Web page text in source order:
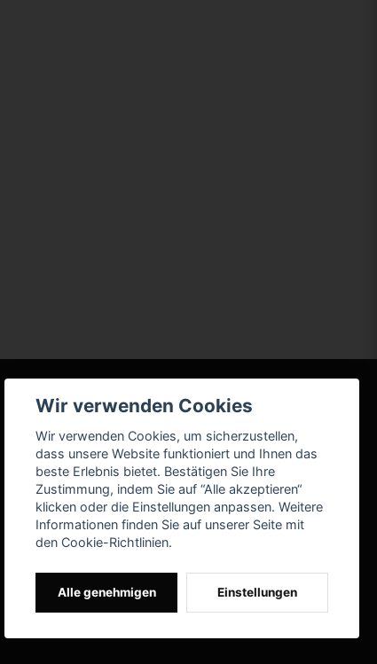
Wir verwenden Cookies
Wir verwenden Cookies, um sicherzustellen,
dass unsere Website funktioniert und Ihnen das
beste Erlebnis bietet. Bestätigen Sie Ihre
Zustimmung, indem Sie auf “Alle akzeptieren“
klicken oder die Einstellungen anpassen. Weitere
Informationen finden Sie auf unserer Seite mit
den Cookie-Richtlinien.
Alle genehmigen Einstellungen